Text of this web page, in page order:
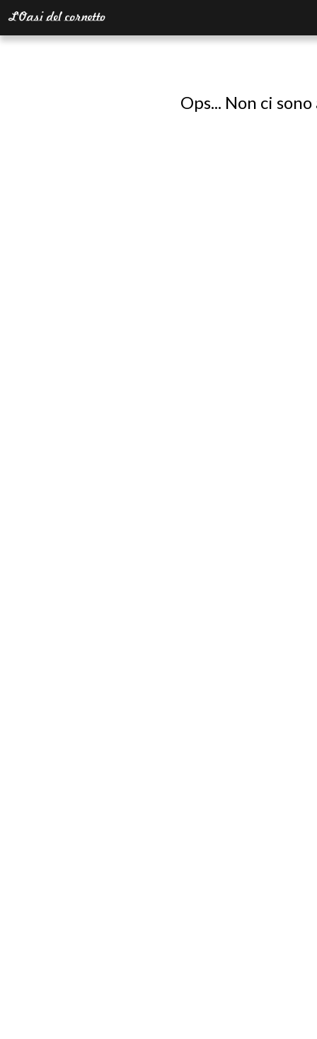
Ops... Non ci